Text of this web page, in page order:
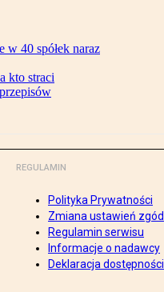
w 40 spółek naraz
kto straci
REGULAMIN
Polityka Prywatności
Zmiana ustawień zgód
Regulamin serwisu
Informacje o nadawcy
Deklaracja dostępności